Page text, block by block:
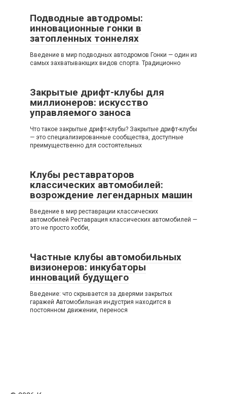
Подводные автодромы:
инновационные гонки в
затопленных тоннелях
Введение в мир подводных автодромов Гонки — один из
самых захватывающих видов спорта. Традиционно
Закрытые дрифт-клубы для
миллионеров: искусство
управляемого заноса
Что такое закрытые дрифт-клубы? Закрытые дрифт-клубы
— это специализированные сообщества, доступные
преимущественно для состоятельных
Клубы реставраторов
классических автомобилей:
возрождение легендарных машин
Введение в мир реставрации классических
автомобилей Реставрация классических автомобилей —
это не просто хобби,
Частные клубы автомобильных
визионеров: инкубаторы
инноваций будущего
Введение: что скрывается за дверями закрытых
гаражей Автомобильная индустрия находится в
постоянном движении, перенося